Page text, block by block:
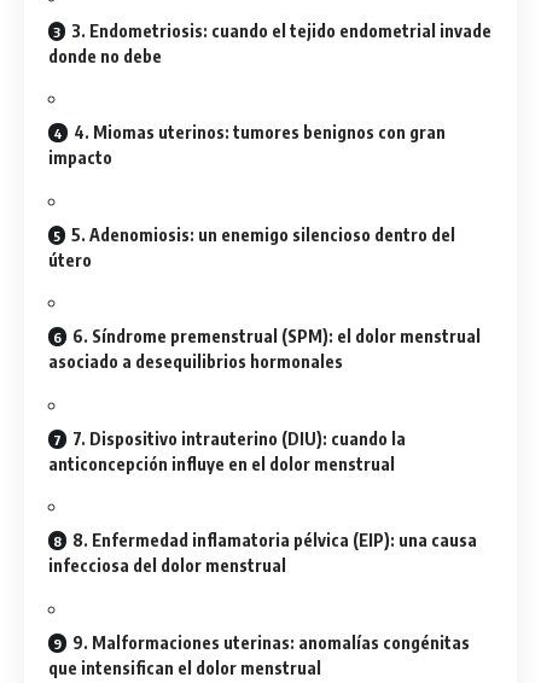
3. Endometriosis: cuando el tejido endometrial invade
donde no debe
4. Miomas uterinos: tumores benignos con gran
impacto
5. Adenomiosis: un enemigo silencioso dentro del
útero
6. Síndrome premenstrual (SPM): el dolor menstrual
asociado a desequilibrios hormonales
7. Dispositivo intrauterino (DIU): cuando la
anticoncepción influye en el dolor menstrual
8. Enfermedad inflamatoria pélvica (EIP): una causa
infecciosa del dolor menstrual
9. Malformaciones uterinas: anomalías congénitas
que intensifican el dolor menstrual